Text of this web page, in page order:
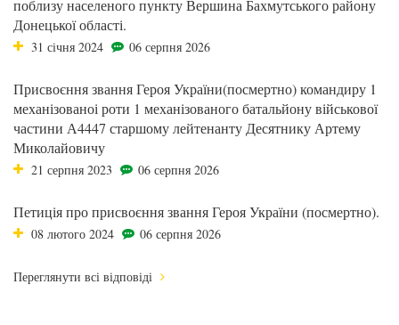
поблизу населеного пункту Вершина Бахмутського району
Донецької області.
31 січня 2024 06 серпня 2026
Присвоєння звання Героя України(посмертно) командиру 1
механізованоі роти 1 механізованого батальйону військової
частини А4447 старшому лейтенанту Десятнику Артему
Миколайовичу
21 серпня 2023 06 серпня 2026
Петиція про присвоєння звання Героя України (посмертно).
08 лютого 2024 06 серпня 2026
Переглянути всі відповіді